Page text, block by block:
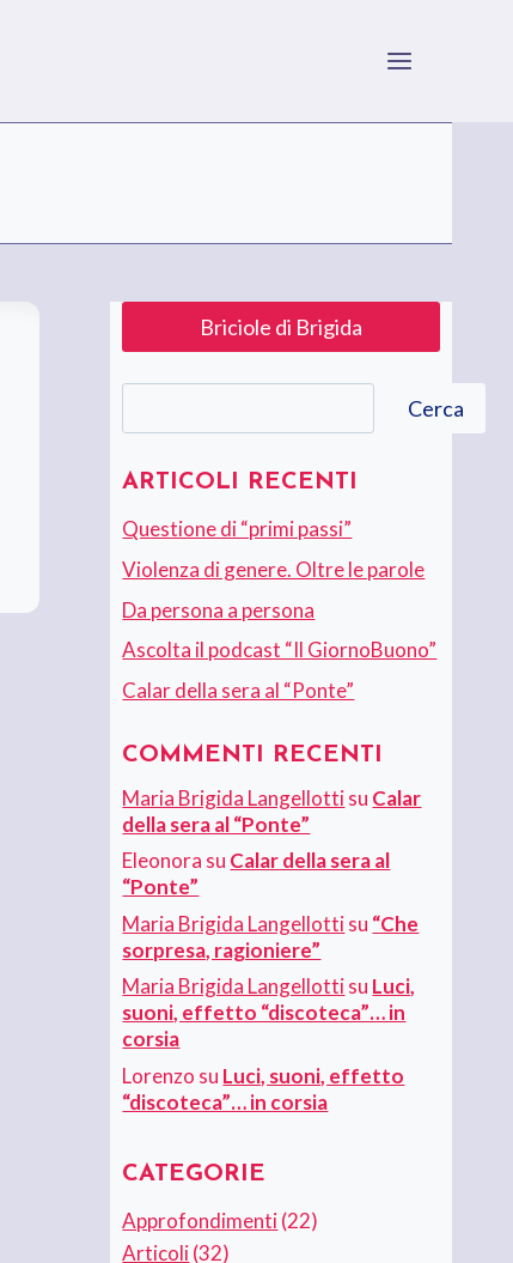
Briciole di Brigida
Cerca
ARTICOLI RECENTI
Questione di “primi passi”
Violenza di genere. Oltre le parole
Da persona a persona
Ascolta il podcast “Il GiornoBuono”
Calar della sera al “Ponte”
COMMENTI RECENTI
Maria Brigida Langellottisu Calar
della sera al “Ponte”
Eleonora su Calar della sera al
“Ponte”
Maria Brigida Langellottisu “Che
sorpresa, ragioniere”
Maria Brigida Langellottisu Luci,
suoni, effetto “discoteca”… in
corsia
Lorenzo su Luci, suoni, effetto
“discoteca”… in corsia
CATEGORIE
Approfondimenti(22)
Articoli(32)